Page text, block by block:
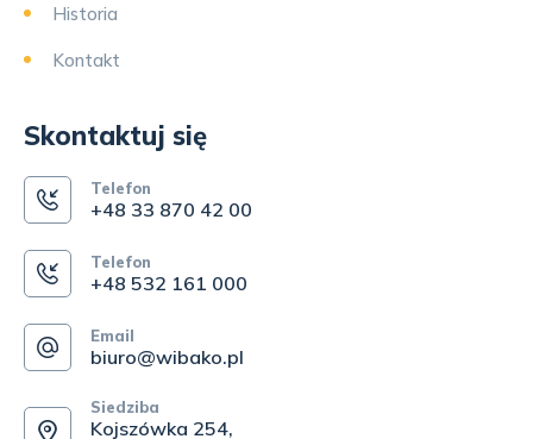
Historia
Kontakt
Skontaktuj się
Telefon
+48 33 870 42 00
Telefon
+48 532 161 000
Email
biuro@wibako.pl
Siedziba
Kojszówka 254,